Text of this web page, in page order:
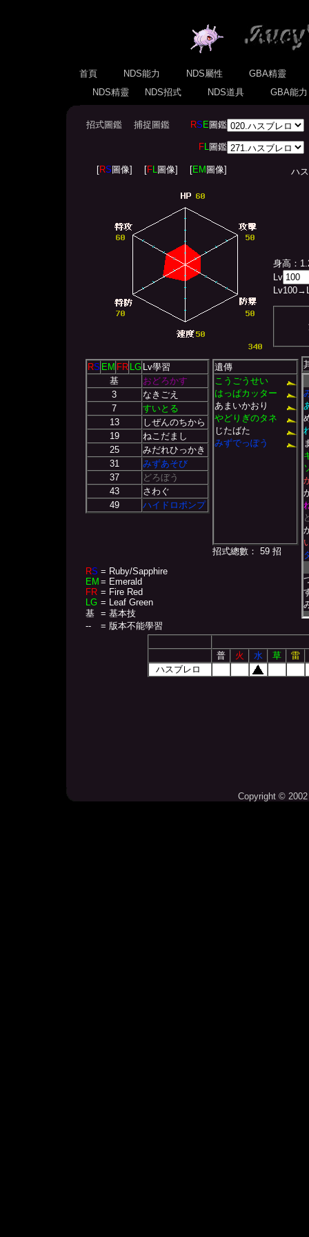
首頁 NDS能力 NDS屬性
GBA精靈
NDS精靈
NDS招式 NDS道具 GBA能
招式圖鑑 捕捉圖鑑 RS E圖鑑
FL圖鑑
[RS 圖像] [FL圖像] [EM 圖像] ハス
身高：
Lv
Lv100
RS EM FR LG Lv學習
基
おどろかす
3
なきごえ
7
すいとる
13
しぜんのちから
19
ねこだまし
25
みだれひっかき
31
みずあそび
37
どろぼう
43
さわぐ
49
ハイドロポンプ
RS = Ruby/Sapphire
EM = Emerald
FR = Fire Red
LG = Leaf Green
基
= 基本技
--
= 版本不能學習
遺傳
こうごうせい
はっぱカッター
あまいかおり
やどりぎのタネ
じたばた
みずでっぽう
招式總數： 59 招
普 火 水 草
雷
ハスブレロ
Copyright ©